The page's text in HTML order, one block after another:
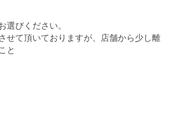
選びください。
せて頂いておりますが、店舗から少し離
と